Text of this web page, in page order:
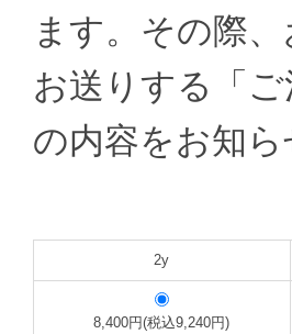
ます。その際
お送りする「
の内容をお知
2y
8,400円(税込9,240円)